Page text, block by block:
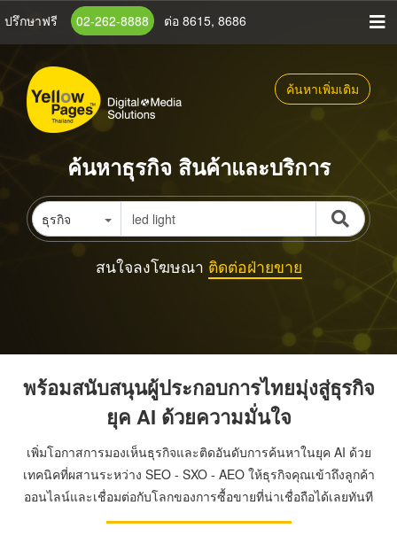
ข้าม
เนื้อหา
หลัก
ปรึกษาฟรี 02-262-8888 ต่อ 8615, 8686
ค้นหาเพิ่มเติม
ค้นหาธุรกิจ สินค้าและบริการ
ธุรกิจ
สนใจลงโฆษณา ติดต่อฝ่ายขาย
พร้อมสนับสนุนผู้ประกอบการไทยมุ่งสู่ธุรกิจ
ยุค AI ด้วยความมั่นใจ
เพิ่มโอกาสการมองเห็นธุรกิจและติดอันดับการค้นหาในยุค AI ด้วย
เทคนิคที่ผสานระหว่าง SEO - SXO - AEO ให้ธุรกิจคุณเข้าถึงลูกค้า
ออนไลน์และเชื่อมต่อกับโลกของการซื้อขายที่น่าเชื่อถือได้เลยทันที